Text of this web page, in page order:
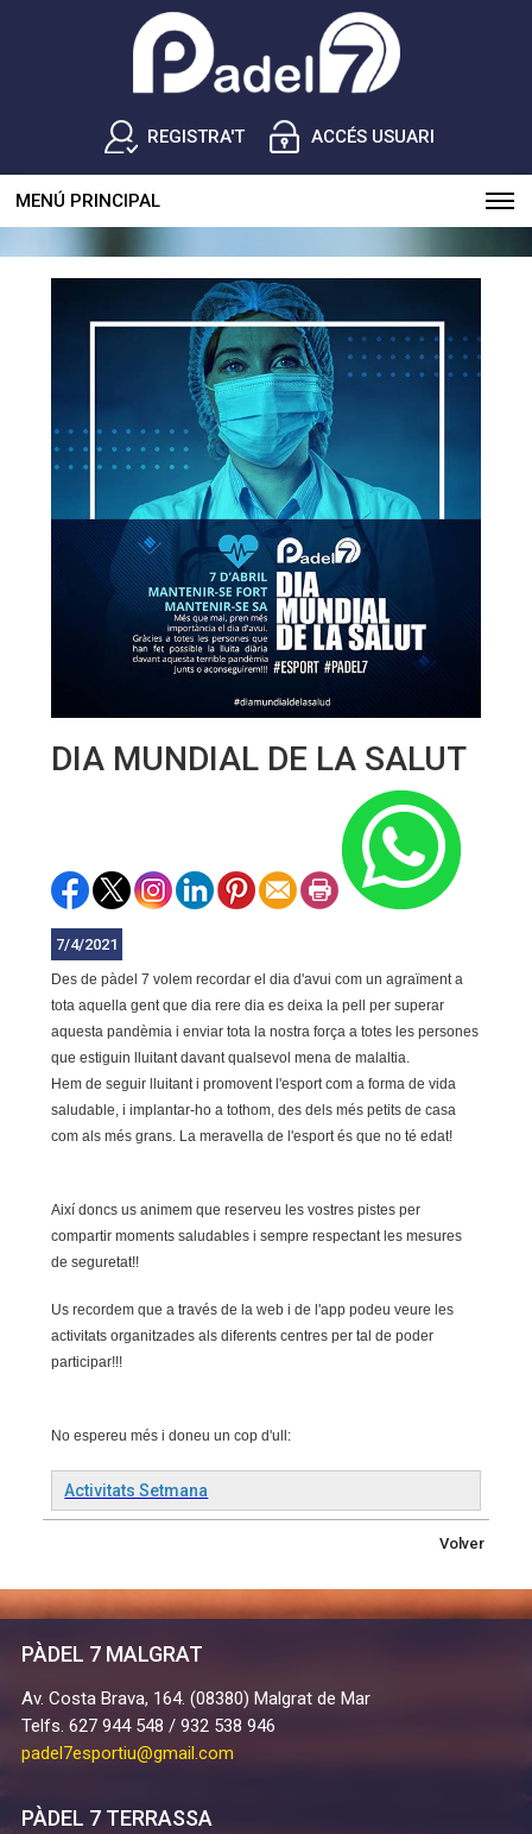
REGISTRA'T ACCÉS USUARI
MENÚ PRINCIPAL
DIA MUNDIAL DE LA SALUT
7/4/2021
Des de pàdel 7 volem recordar el dia d'avui com un agraïment a
tota aquella gent que dia rere dia es deixa la pell per superar
aquesta pandèmia i enviar tota la nostra força a totes les persones
que estiguin lluitant davant qualsevol mena de malaltia.
Hem de seguir lluitant i promovent l'esport com a forma de vida
saludable, i implantar-ho a tothom, des dels més petits de casa
com als més grans. La meravella de l'esport és que no té edat!
Així doncs us animem que reserveu les vostres pistes per
compartir moments saludables i sempre respectant les mesures
de seguretat!!
Us recordem que a través de la web i de l'app podeu veure les
activitats organitzades als diferents centres per tal de poder
participar!!!
No espereu més i doneu un cop d'ull:
Activitats Setmana
Volver
PÀDEL 7 MALGRAT
Av. Costa Brava, 164. (08380) Malgrat de Mar
Telfs. 627 944 548 / 932 538 946
padel7esportiu@gmail.com
PÀDEL 7 TERRASSA